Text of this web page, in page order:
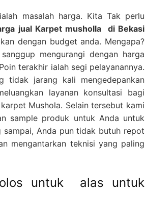
masalah harga. Kita Tak perlu
jual Karpet musholla
di Bekasi
dengan budget anda. Mengapa?
mengurangi dengan harga
terakhir ialah segi pelayanannya.
tidak jarang kali mengedepankan
layanan konsultasi bagi
Mushola. Selain tersebut kami
sample produk untuk Anda untuk
sampai, Anda pun tidak butuh repot
mengantarkan teknisi yang paling
untuk alas untuk